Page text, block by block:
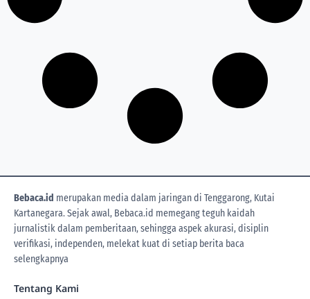
Bebaca.id merupakan media dalam jaringan di Tenggarong, Kutai
Kartanegara. Sejak awal, Bebaca.id memegang teguh kaidah
jurnalistik dalam pemberitaan, sehingga aspek akurasi, disiplin
verifikasi, independen, melekat kuat di setiap berita baca
selengkapnya
Tentang Kami